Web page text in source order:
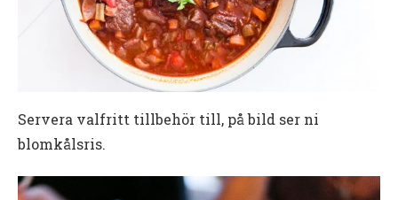
Servera valfritt tillbehör till, på bild ser ni
blomkålsris.